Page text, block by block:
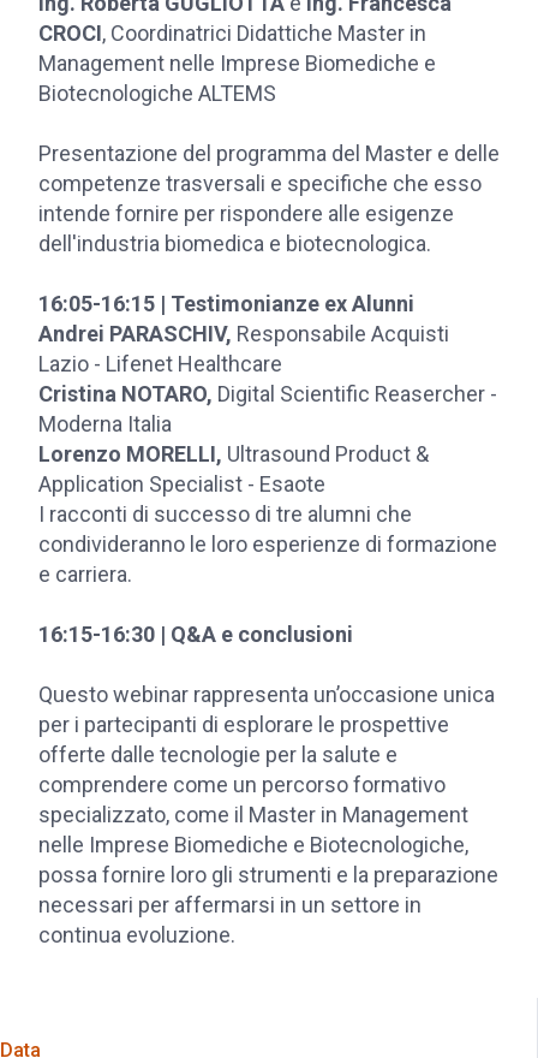
Data
CROCI, Coordinatrici Didattiche Master in
Management nelle Imprese Biomediche e
Biotecnologiche ALTEMS
Presentazione del programma del Master e delle
competenze trasversali e specifiche che esso
intende fornire per rispondere alle esigenze
dell'industria biomedica e biotecnologica.
16:05-16:15 | Testimonianze ex Alunni
Andrei PARASCHIV, Responsabile Acquisti
Lazio - Lifenet Healthcare
Cristina NOTARO, Digital Scientific Reasercher -
Moderna Italia
Lorenzo MORELLI, Ultrasound Product &
Application Specialist - Esaote
I racconti di successo di tre alumni che
condivideranno le loro esperienze di formazione
e carriera.
16:15-16:30 | Q&A e conclusioni
Questo webinar rappresenta un’occasione unica
per i partecipanti di esplorare le prospettive
offerte dalle tecnologie per la salute e
comprendere come un percorso formativo
specializzato, come il Master in Management
nelle Imprese Biomediche e Biotecnologiche,
possa fornire loro gli strumenti e la preparazione
necessari per affermarsi in un settore in
continua evoluzione.